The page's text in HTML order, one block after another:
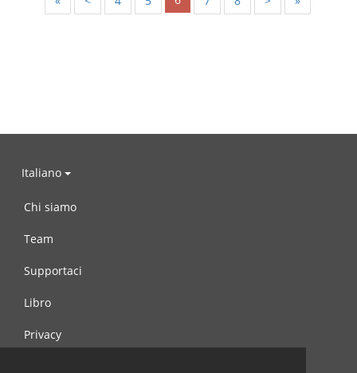
Italiano
Chi siamo
Team
Supportaci
Libro
Privacy